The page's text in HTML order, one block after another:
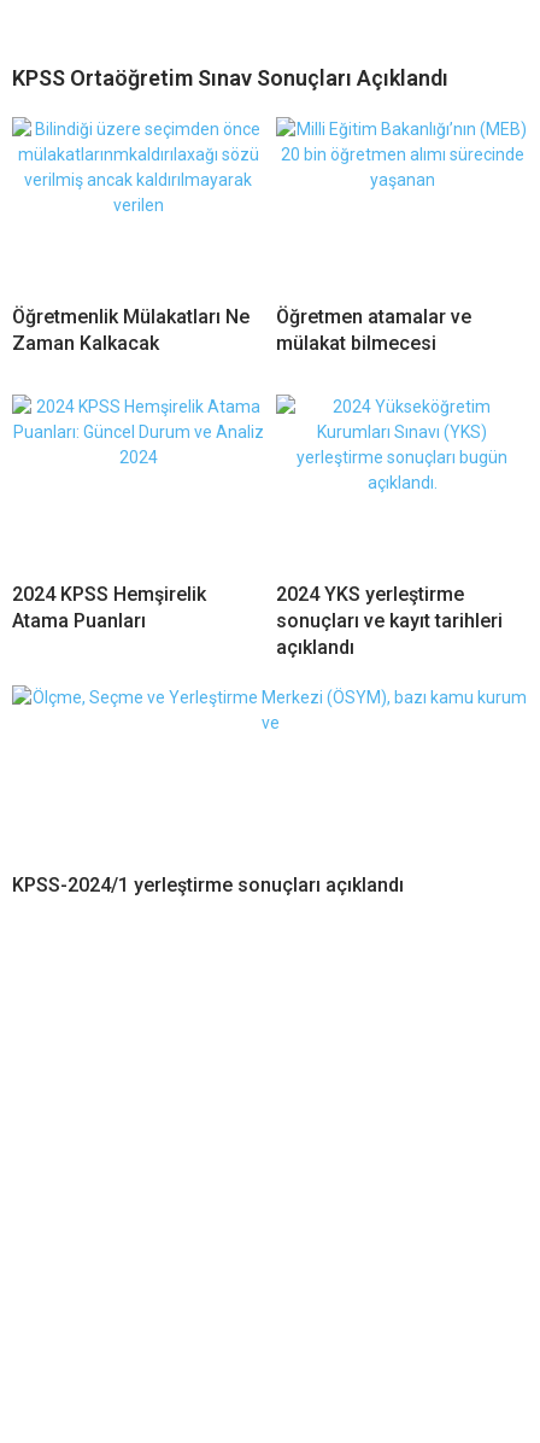
KPSS Ortaöğretim Sınav Sonuçları Açıklandı
Öğretmenlik Mülakatları Ne
Zaman Kalkacak
Öğretmen atamalar ve
mülakat bilmecesi
2024 KPSS Hemşirelik
Atama Puanları
2024 YKS yerleştirme
sonuçları ve kayıt tarihleri
açıklandı
KPSS-2024/1 yerleştirme sonuçları açıklandı